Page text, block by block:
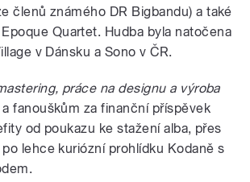
členů známého DR Bigbandu) a také
Quartet. Hudba byla natočena
v Dánsku a Sono v ČR.
práce na designu a výroba
fanouškům za finanční příspěvek
od poukazu ke stažení alba, přes
lehce kuriózní prohlídku Kodaně s